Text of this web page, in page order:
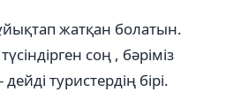
жатқан болатын.
соң , бәріміз
туристердің бірі.